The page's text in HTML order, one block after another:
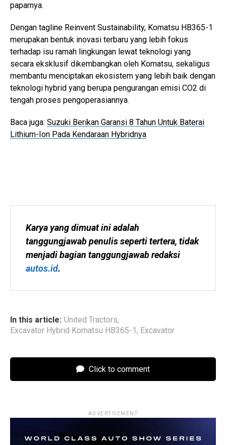
paparnya.
Dengan tagline Reinvent Sustainability, Komatsu HB365-1
merupakan bentuk inovasi terbaru yang lebih fokus
terhadap isu ramah lingkungan lewat teknologi yang
secara eksklusif dikembangkan oleh Komatsu, sekaligus
membantu menciptakan ekosistem yang lebih baik dengan
teknologi hybrid yang berupa pengurangan emisi CO2 di
tengah proses pengoperasiannya.
Baca juga: Suzuki Berikan Garansi 8 Tahun Untuk Baterai
Lithium-Ion Pada Kendaraan Hybridnya
Karya yang dimuat ini adalah
tanggungjawab penulis seperti tertera, tidak
autos.id.
In this article: United Tractors,
Excavator Hybrid Komatsu HB365-1 , Excavator
Click to comment
ADVERTISEMENT